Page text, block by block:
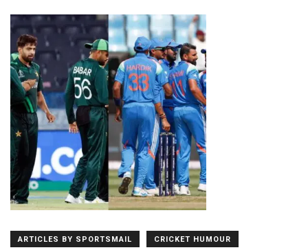
c
e
b
o
o
k
st
o
d
o
n
ai
l
ar
e
ARTICLES BY SPORTSMAIL CRICKET HUMOUR